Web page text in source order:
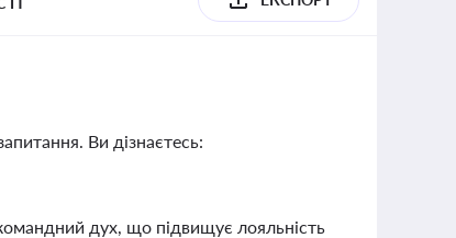
Ви дізнаєтесь:
дух, що підвищує лояльність